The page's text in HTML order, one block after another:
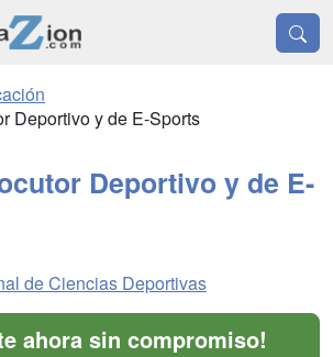
Deportivo y de E-Sports
Deportivo y de E-
de Ciencias Deportivas
ahora sin compromiso!